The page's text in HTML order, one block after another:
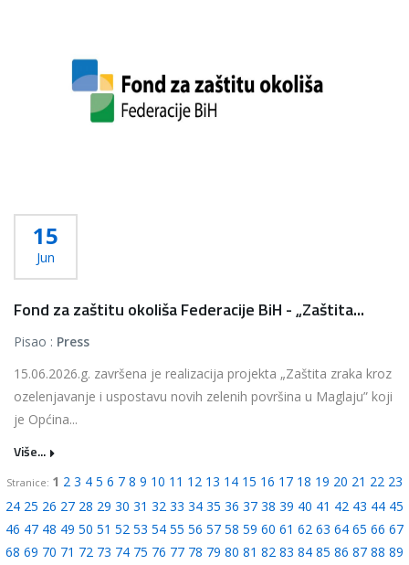
15
Jun
Fond za zaštitu okoliša Federacije BiH - „Zaštita...
Pisao : Press
15.06.2026.g. završena je realizacija projekta „Zaštita zraka kroz
ozelenjavanje i uspostavu novih zelenih površina u Maglaju” koji
je Općina...
Više...
Stranice: 1 2 3 4 5 6 7 8 9 10 11 12 13 14 15 16 17 18 19 20 21 22 23
24 25 26 27 28 29 30 31 32 33 34 35 36 37 38 39 40 41 42 43 44 45
46 47 48 49 50 51 52 53 54 55 56 57 58 59 60 61 62 63 64 65 66 67
68 69 70 71 72 73 74 75 76 77 78 79 80 81 82 83 84 85 86 87 88 89